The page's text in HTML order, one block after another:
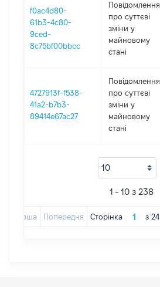
f0ac4d80-
61b3-4c80-
9ced-
8c75bf00bbcc
Повідомлення
про суттєві
зміни y
майновому
стані
4727913f-f538-
41a2-b7b3-
89414e67ac27
Повідомлення
про суттєві
зміни y
майновому
стані
1 - 10 з 238
Перша Попередня Сторінка з 24